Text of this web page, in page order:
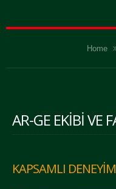
Home
AR-GE EKIBI VE
KAPSAMLI